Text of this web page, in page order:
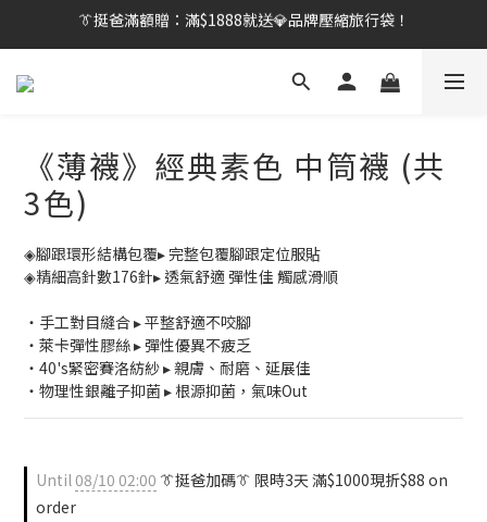
👔挺爸行動：全館襪款【最低$149起】✨立即下單！
【刷卡/電子支付限定】下單送✨WARX品牌質感杯袋！
👔挺爸行動：全館襪款【最低$149起】✨立即下單！
《薄襪》經典素色 中筒襪 (共
3色)
◈腳跟環形結構包覆▸ 完整包覆腳跟定位服貼
◈精細高針數176針▸ 透氣舒適 彈性佳 觸感滑順
・手工對目縫合 ▸ 平整舒適不咬腳
・萊卡彈性膠絲 ▸ 彈性優異不疲乏
・40's緊密賽洛紡紗 ▸ 親膚、耐磨、延展佳
・物理性銀離子抑菌 ▸ 根源抑菌，氣味Out
Until08/10 02:00 👔挺爸加碼👔 限時3天 滿$1000現折$88 on
order